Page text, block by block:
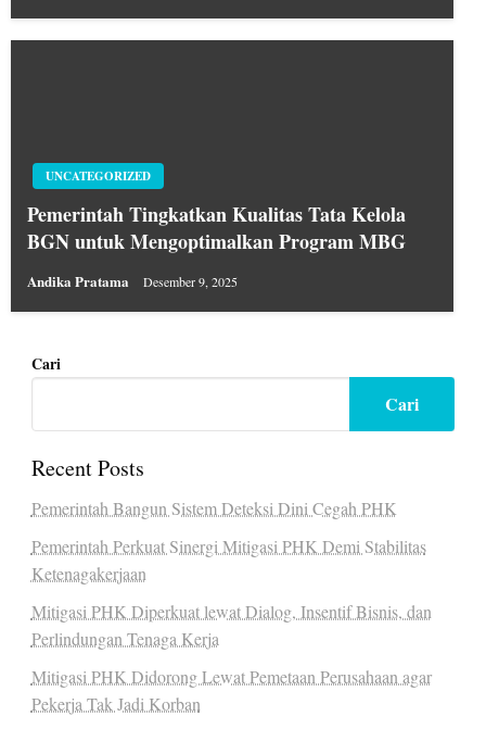
UNCATEGORIZED
Pemerintah Tingkatkan Kualitas Tata Kelola
BGN untuk Mengoptimalkan Program MBG
Andika Pratama Desember 9, 2025
Cari
Cari
Recent Posts
Pemerintah Bangun Sistem Deteksi Dini Cegah PHK
Pemerintah Perkuat Sinergi Mitigasi PHK Demi Stabilitas
Ketenagakerjaan
Mitigasi PHK Diperkuat lewat Dialog, Insentif Bisnis, dan
Perlindungan Tenaga Kerja
Mitigasi PHK Didorong Lewat Pemetaan Perusahaan agar
Pekerja Tak Jadi Korban